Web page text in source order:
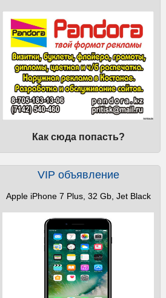
Как сюда попасть?
VIP объявление
Apple iPhone 7 Plus, 32 Gb, Jet Black